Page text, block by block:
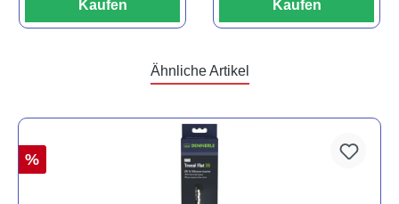
Kaufen Kaufen
Ähnliche Artikel
%